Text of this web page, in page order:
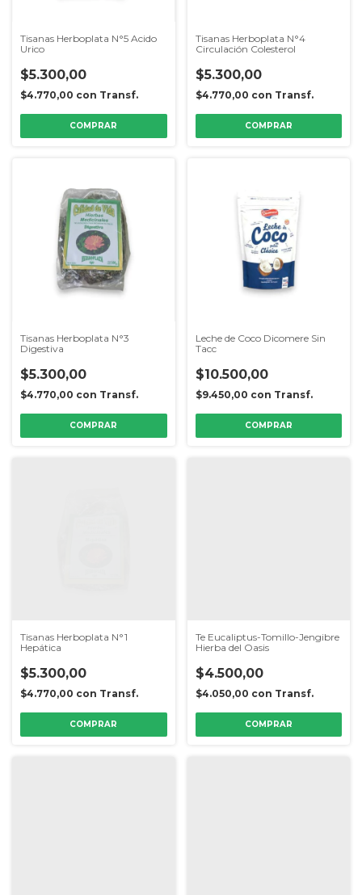
Tisanas Herboplata N°5 Acido
Urico
$5.300,00
$4.770,00 con Transf.
Tisanas Herboplata N°4
Circulación Colesterol
$5.300,00
$4.770,00 con Transf.
Tisanas Herboplata N°3
Digestiva
$5.300,00
$4.770,00 con Transf.
Leche de Coco Dicomere Sin
Tacc
$10.500,00
$9.450,00 con Transf.
Tisanas Herboplata N°1
Hepática
$5.300,00
$4.770,00 con Transf.
Te Eucaliptus-Tomillo-Jengibre
Hierba del Oasis
$4.500,00
$4.050,00 con Transf.